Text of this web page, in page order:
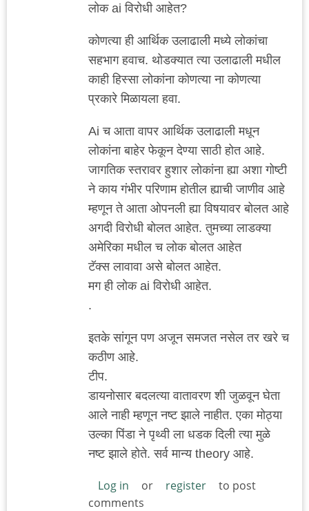
लोक ai विरोधी आहेत?
कोणत्या ही आर्थिक उलाढाली मध्ये लोकांचा
सहभाग हवाच. थोडक्यात त्या उलाढाली मधील
काही हिस्सा लोकांना कोणत्या ना कोणत्या
प्रकारे मिळायला हवा.
Ai च आता वापर आर्थिक उलाढाली मधून
लोकांना बाहेर फेकून देण्या साठी होत आहे.
जागतिक स्तरावर हुशार लोकांना ह्या अशा गोष्टी
ने काय गंभीर परिणाम होतील ह्याची जाणीव आहे
म्हणून ते आता ओपनली ह्या विषयावर बोलत आहे
अगदी विरोधी बोलत आहेत. तुमच्या लाडक्या
अमेरिका मधील च लोक बोलत आहेत
टॅक्स लावावा असे बोलत आहेत.
मग ही लोक ai विरोधी आहेत.
.
इतके सांगून पण अजून समजत नसेल तर खरे च
कठीण आहे.
टीप.
डायनोसार बदलत्या वातावरण शी जुळवून घेता
आले नाही म्हणून नष्ट झाले नाहीत. एका मोठ्या
उल्का पिंडा ने पृथ्वी ला धडक दिली त्या मुळे
नष्ट झाले होते. सर्व मान्य theory आहे.
Log in or register
to post
comments